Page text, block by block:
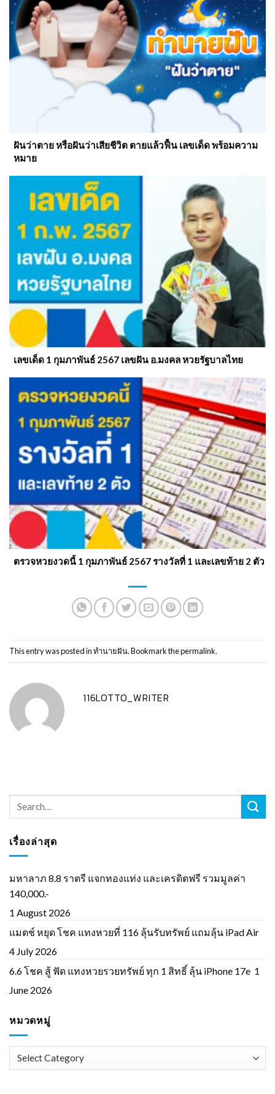
ฝันว่าตาย หรือฝันว่าเสียชีวิต ตายแล้วฟื้น เลขเด็ด พร้อมความ
หมาย
เลขเด็ด 1 กุมภาพันธ์ 2567 เลขฝัน อ.มงคล หวยรัฐบาลไทย
ตรวจหวยงวดนี้ 1 กุมภาพันธ์ 2567 รางวัลที่ 1 และเลขท้าย 2 ตัว
This entry was posted inทำนายฝัน. Bookmark thepermalink.
116LOTTO_WRITER
เรื่องล่าสุด
มหาลาภ 8.8 ราตรี แจกทองแท่ง และเครดิตฟรี รวมมูลค่า
140,000.-
1 August 2026
แมตช์ หยุด โชค แทงหวยที่ 116 ลุ้นรับทรัพย์ แถมลุ้น iPad Air
4 July 2026
6.6 โชค สู้ ฟัด แทงหวยรวยทรัพย์ ทุก 1 สิทธิ์ ลุ้น iPhone 17e 1
June 2026
หมวดหมู่
หมวด